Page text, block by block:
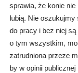
sprawia, że konie
lubią. Nie oszukujmy
do pracy i bez niej
o tym wszystkim,
zatrudniona przeze
by w opinii publicznej